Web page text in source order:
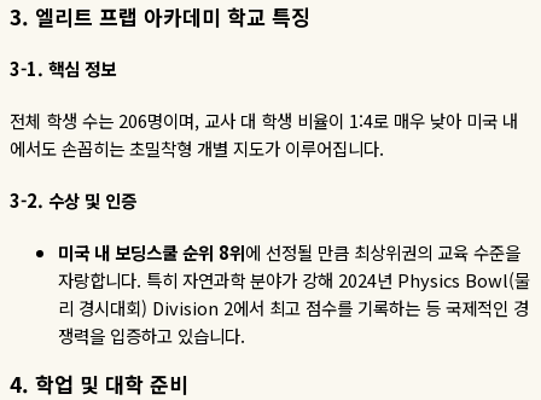
3. 엘리트 프랩 아카데미 학교 특징
3-1. 핵심 정보
전체 학생 수는 206명이며, 교사 대 학생 비율이 1:4로 매우 낮아 미국 내
에서도 손꼽히는 초밀착형 개별 지도가 이루어집니다.
3-2. 수상 및 인증
미국 내보딩스쿨순위 8위에 선정될 만큼 최상위권의 교육 수준을
자랑합니다. 특히 자연과학 분야가 강해 2024년 Physics Bowl(물
리 경시대회) Division 2에서 최고 점수를 기록하는 등 국제적인 경
쟁력을 입증하고 있습니다.
4. 학업 및 대학 준비